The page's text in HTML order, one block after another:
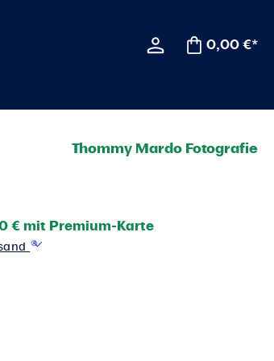
0,00 €*
Thommy Mardo Fotografie
€ mit Premium-Karte